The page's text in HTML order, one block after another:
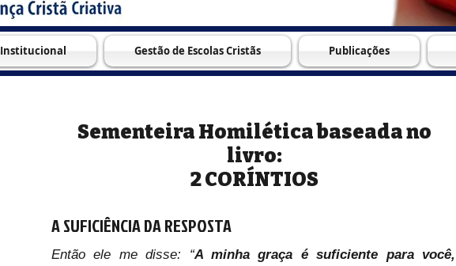
Institucional Gestão de Escolas Cristãs Publicações
Sementeira Homilética baseada no
livro:
2 CORÍNTIOS
A SUFICIÊNCIA DA RESPOSTA
Então ele me disse: “A minha graça é suficiente para você,